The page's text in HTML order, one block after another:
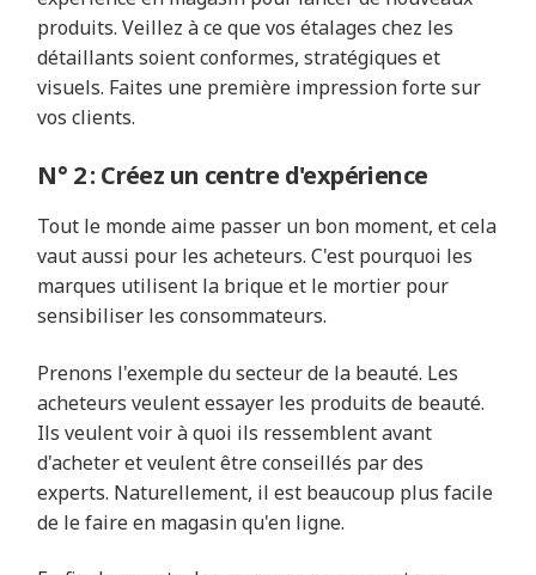
produits. Veillez à ce que vos étalages chez les
détaillants soient conformes, stratégiques et
visuels. Faites une première impression forte sur
vos clients.
N° 2 : Créez un centre d'expérience
Tout le monde aime passer un bon moment, et cela
vaut aussi pour les acheteurs. C'est pourquoi les
marques utilisent la brique et le mortier pour
sensibiliser les consommateurs.
Prenons l'exemple du secteur de la beauté. Les
acheteurs veulent essayer les produits de beauté.
Ils veulent voir à quoi ils ressemblent avant
d'acheter et veulent être conseillés par des
experts. Naturellement, il est beaucoup plus facile
de le faire en magasin qu'en ligne.